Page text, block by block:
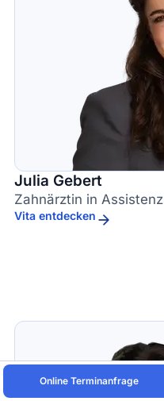
Julia Gebert
Zahnärztin in Assistenz
Vita entdecken
Online Terminanfrage